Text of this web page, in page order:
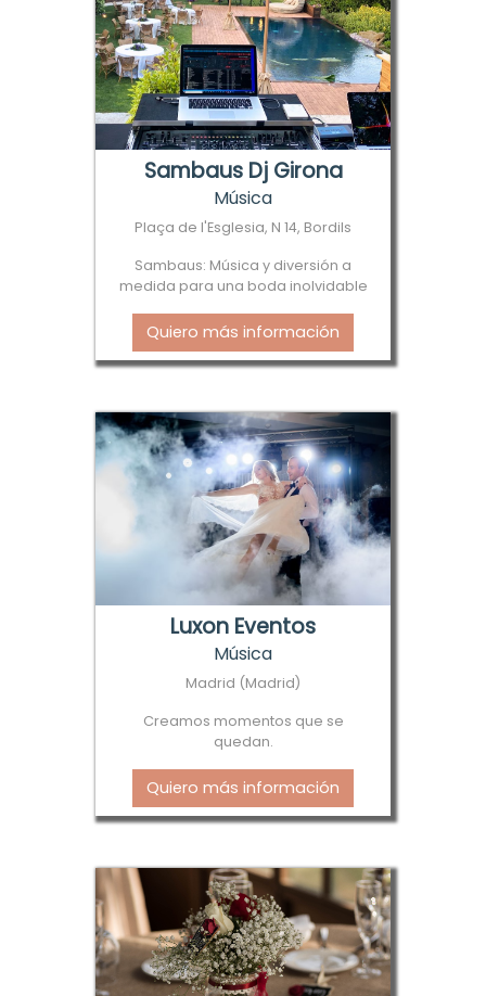
Sambaus Dj Girona
Música
Plaça de l'Esglesia, N 14, Bordils
Sambaus: Música y diversión a
medida para una boda inolvidable
Quiero más información
Luxon Eventos
Música
Madrid (Madrid)
Creamos momentos que se
quedan.
Quiero más información